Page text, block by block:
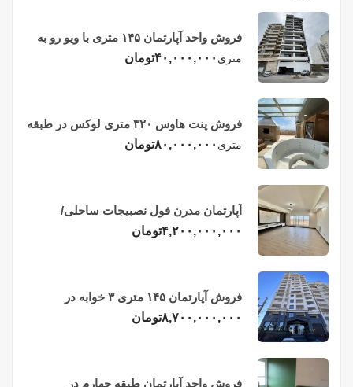
فروش واحد آپارتمان ۱۴۵ متری با ویو رو به
دریا در فریدونکنار
متری ۴۰,۰۰۰,۰۰۰تومان
فروش پنت هاوس ۳۲۰ متری لوکس در طبقه
چهاردهم فریدونکنار
متری ۸۰,۰۰۰,۰۰۰تومان
آپارتمان مدرن فول نصبیجات ساحلی/
فریدونکنار
۴,۲۰۰,۰۰۰,۰۰۰تومان
فروش آپارتمان ۱۴۵ متری ۳ خوابه در
فریدونکنار
۸,۷۰۰,۰۰۰,۰۰۰تومان
فروش واحد آپارتمان طبقه چهارم در